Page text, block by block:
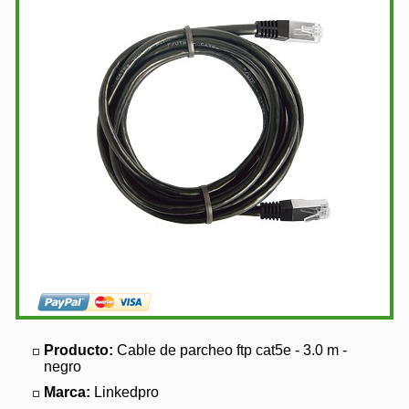
Producto: Cable de parcheo ftp cat5e - 3.0 m -
negro
Marca: Linkedpro